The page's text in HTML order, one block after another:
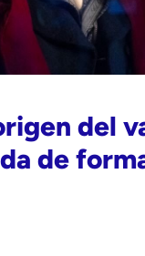
del
de